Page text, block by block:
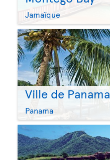
Jamaïque
Ville de Panama
Panama